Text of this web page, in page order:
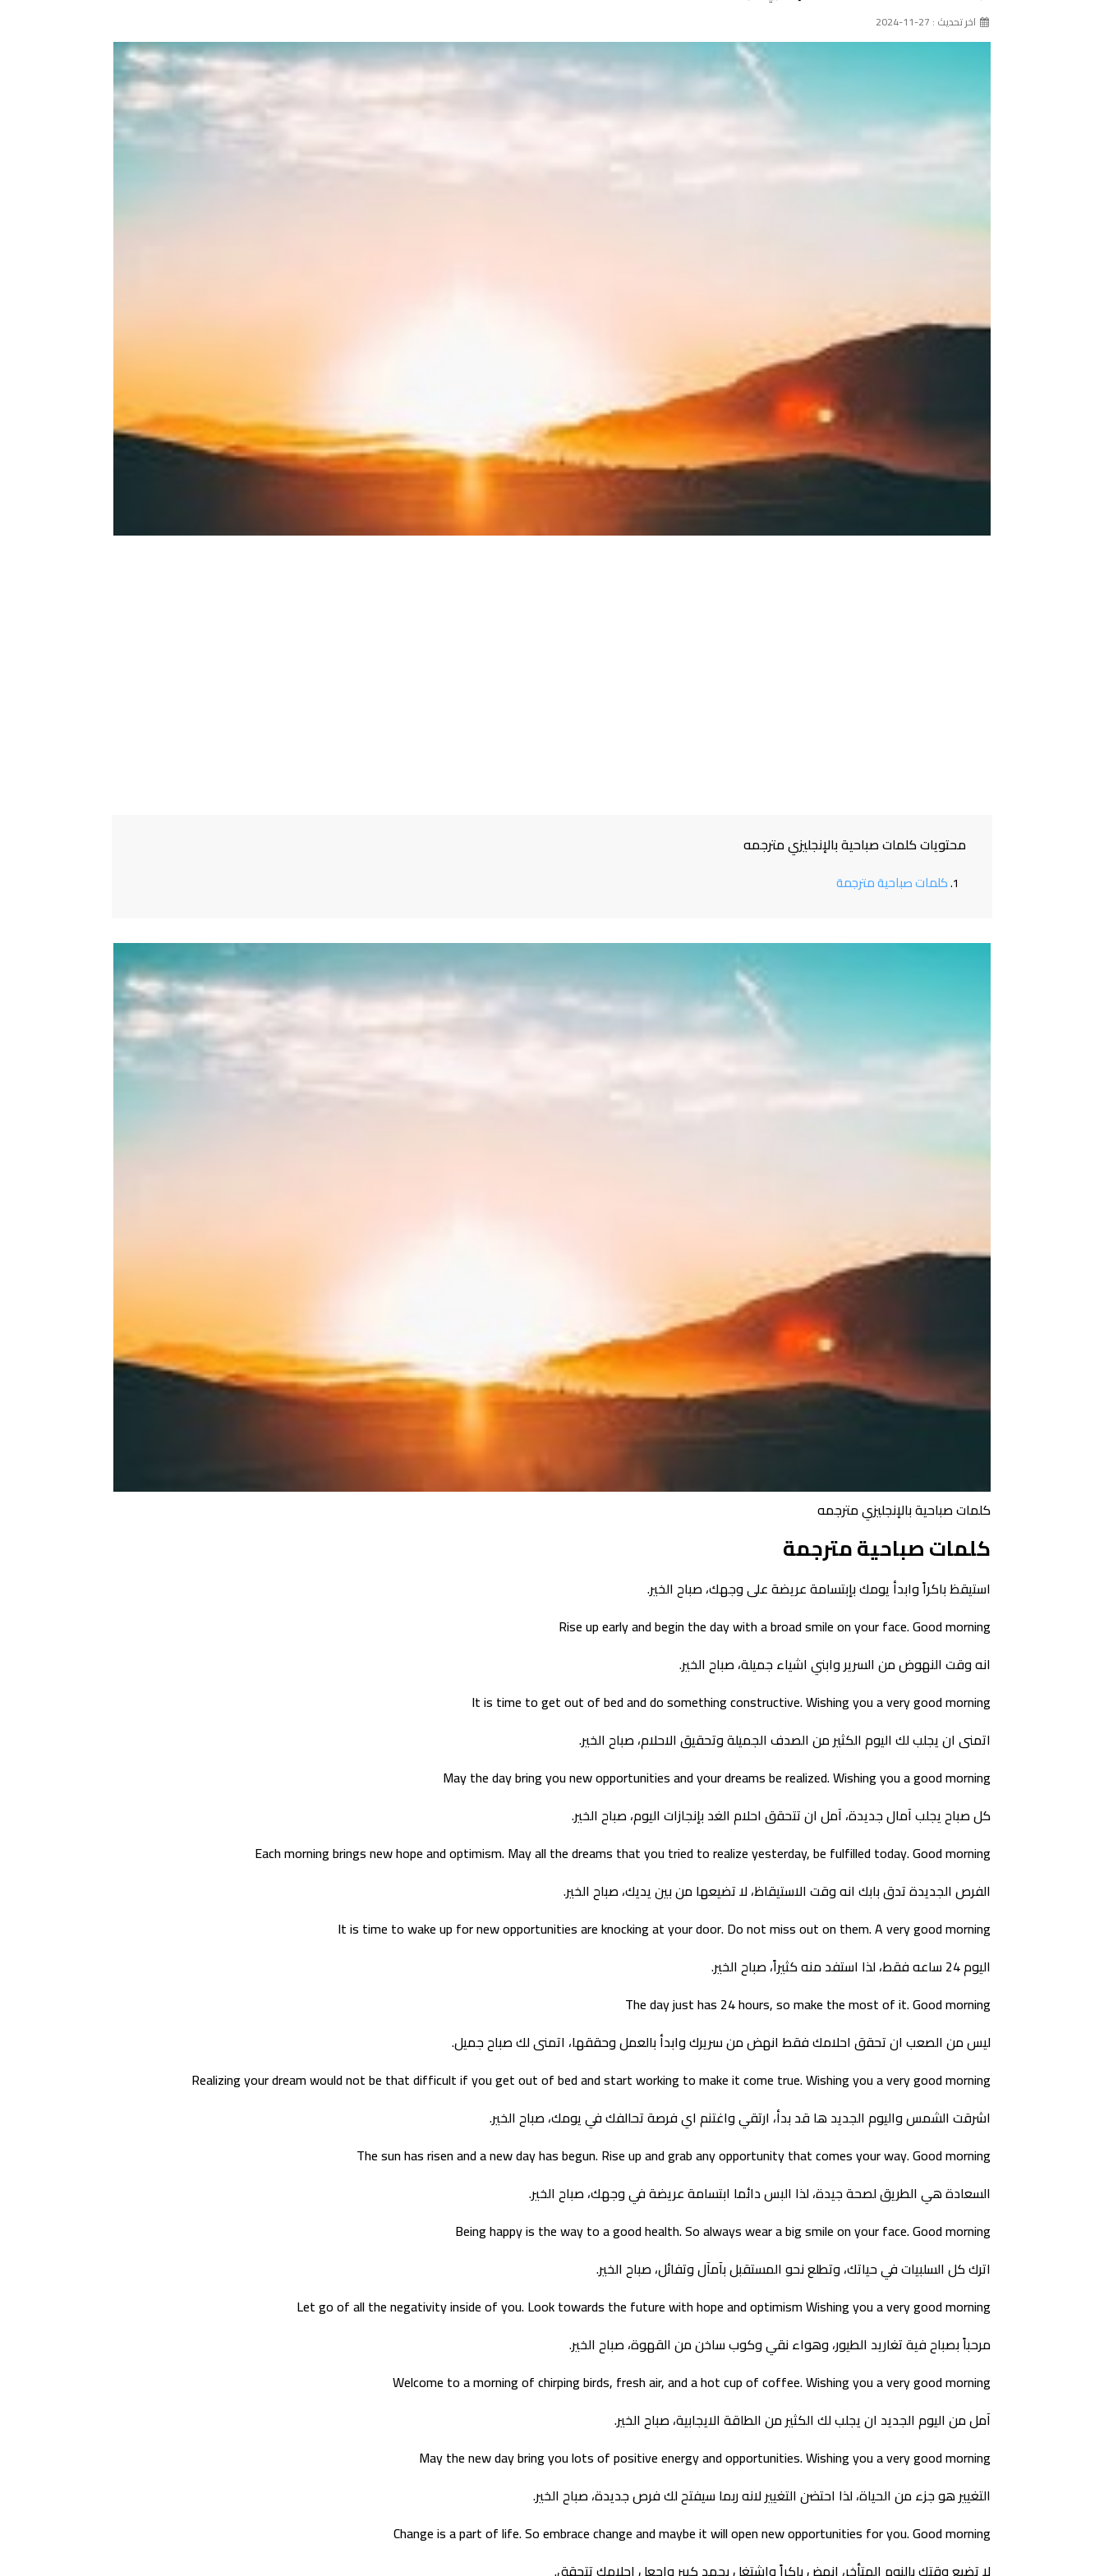
اخر تحديث : 27-11-2024
محتويات كلمات صباحية بالإنجليزي مترجمه
كلمات صباحية مترجمة
كلمات صباحية بالإنجليزي مترجمه
كلمات صباحية مترجمة
استيقظ باكراً وابدأ يومك بإبتسامة عريضة على وجهك، صباح الخير.
Rise up early and begin the day with a broad smile on your face. Good morning
انه وقت النهوض من السرير وابني اشياء جميلة، صباح الخير.
It is time to get out of bed and do something constructive. Wishing you a very good morning
اتمنى ان يجلب لك اليوم الكثير من الصدف الجميلة وتحقيق الاحلام، صباح الخير.
May the day bring you new opportunities and your dreams be realized. Wishing you a good morning
كل صباح يجلب آمال جديدة، آمل ان تتحقق احلام الغد بإنجازات اليوم، صباح الخير.
Each morning brings new hope and optimism. May all the dreams that you tried to realize yesterday, be fulfilled today. Good morning
الفرص الجديدة تدق بابك انه وقت الاستيقاظ، لا تضيعها من بين يديك، صباح الخير.
It is time to wake up for new opportunities are knocking at your door. Do not miss out on them. A very good morning
اليوم 24 ساعه فقط، لذا استفد منه كثيراً، صباح الخير.
The day just has 24 hours, so make the most of it. Good morning
ليس من الصعب ان تحقق احلامك فقط انهض من سريرك وابدأ بالعمل وحققها، اتمنى لك صباح جميل.
Realizing your dream would not be that difficult if you get out of bed and start working to make it come true. Wishing you a very good morning
اشرقت الشمس واليوم الجديد ها قد بدأ، ارتقي واغتنم اي فرصة تحالفك في يومك، صباح الخير.
The sun has risen and a new day has begun. Rise up and grab any opportunity that comes your way. Good morning
السعادة هي الطريق لصحة جيدة، لذا البس دائما ابتسامة عريضة في وجهك، صباح الخير.
Being happy is the way to a good health. So always wear a big smile on your face. Good morning
اترك كل السلبيات في حياتك، وتطلع نحو المستقبل بآمآل وتفائل، صباح الخير.
Let go of all the negativity inside of you. Look towards the future with hope and optimism Wishing you a very good morning
مرحباً بصباح فية تغاريد الطيور، وهواء نقي وكوب ساخن من القهوة، صباح الخير.
Welcome to a morning of chirping birds, fresh air, and a hot cup of coffee. Wishing you a very good morning
آمل من اليوم الجديد ان يجلب لك الكثير من الطاقة الايجابية، صباح الخير.
May the new day bring you lots of positive energy and opportunities. Wishing you a very good morning
التغيير هو جزء من الحياة، لذا احتضن التغيير لانه ربما سيفتح لك فرص جديدة، صباح الخير.
Change is a part of life. So embrace change and maybe it will open new opportunities for you. Good morning
لا تضيع وقتك بالنوم المتأخر، انهض باكراً واشتغل بجهد كبير واجعل احلامك تتحقق.